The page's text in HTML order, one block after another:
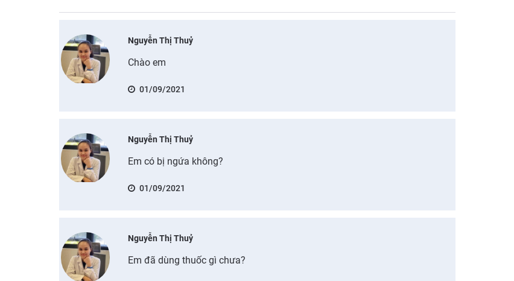
Nguyễn Thị Thuỷ
Chào em
01/09/2021
Nguyễn Thị Thuỷ
Em có bị ngứa không?
01/09/2021
Nguyễn Thị Thuỷ
Em đã dùng thuốc gì chưa?